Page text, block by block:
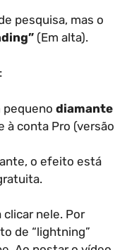
pesquisa, mas o
(Em alta).
diamante
à conta Pro (versão
o efeito está
nele. Por
de “lightning”